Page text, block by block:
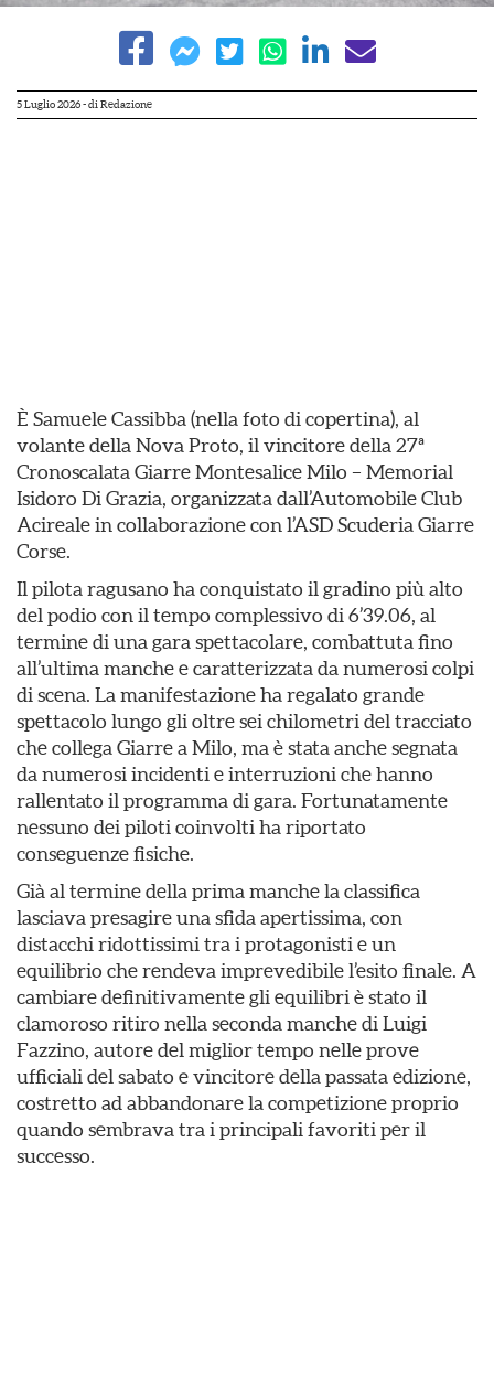
5 Luglio 2026- di Redazione
È Samuele Cassibba (nella foto di copertina), al
volante della Nova Proto, il vincitore della 27ª
Cronoscalata Giarre Montesalice Milo – Memorial
Isidoro Di Grazia, organizzata dall’Automobile Club
Acireale in collaborazione con l’ASD Scuderia Giarre
Corse.
Il pilota ragusano ha conquistato il gradino più alto
del podio con il tempo complessivo di 6’39.06, al
termine di una gara spettacolare, combattuta fino
all’ultima manche e caratterizzata da numerosi colpi
di scena. La manifestazione ha regalato grande
spettacolo lungo gli oltre sei chilometri del tracciato
che collega Giarre a Milo, ma è stata anche segnata
da numerosi incidenti e interruzioni che hanno
rallentato il programma di gara. Fortunatamente
nessuno dei piloti coinvolti ha riportato
conseguenze fisiche.
Già al termine della prima manche la classifica
lasciava presagire una sfida apertissima, con
distacchi ridottissimi tra i protagonisti e un
equilibrio che rendeva imprevedibile l’esito finale. A
cambiare definitivamente gli equilibri è stato il
clamoroso ritiro nella seconda manche di Luigi
Fazzino, autore del miglior tempo nelle prove
ufficiali del sabato e vincitore della passata edizione,
costretto ad abbandonare la competizione proprio
quando sembrava tra i principali favoriti per il
successo.